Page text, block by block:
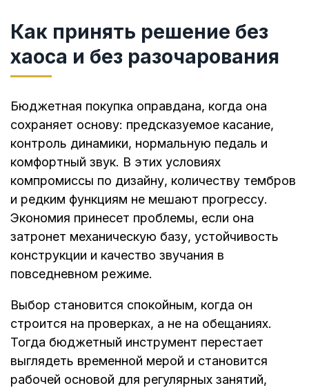
Как принять решение без
хаоса и без разочарования
Бюджетная покупка оправдана, когда она
сохраняет основу: предсказуемое касание,
контроль динамики, нормальную педаль и
комфортный звук. В этих условиях
компромиссы по дизайну, количеству тембров
и редким функциям не мешают прогрессу.
Экономия принесет проблемы, если она
затронет механическую базу, устойчивость
конструкции и качество звучания в
повседневном режиме.
Выбор становится спокойным, когда он
строится на проверках, а не на обещаниях.
Тогда бюджетный инструмент перестает
выглядеть временной мерой и становится
рабочей основой для регулярных занятий,